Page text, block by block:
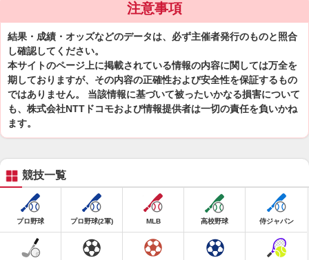
注意事項
結果・成績・オッズなどのデータは、必ず主催者発行のものと照合
し確認してください。
本サイトのページ上に掲載されている情報の内容に関しては万全を
期しておりますが、その内容の正確性および安全性を保証するもの
ではありません。 当該情報に基づいて被ったいかなる損害について
も、株式会社NTTドコモおよび情報提供者は一切の責任を負いかね
ます。
競技一覧
プロ野球 プロ野球(2軍) MLB 高校野球 侍ジャパン